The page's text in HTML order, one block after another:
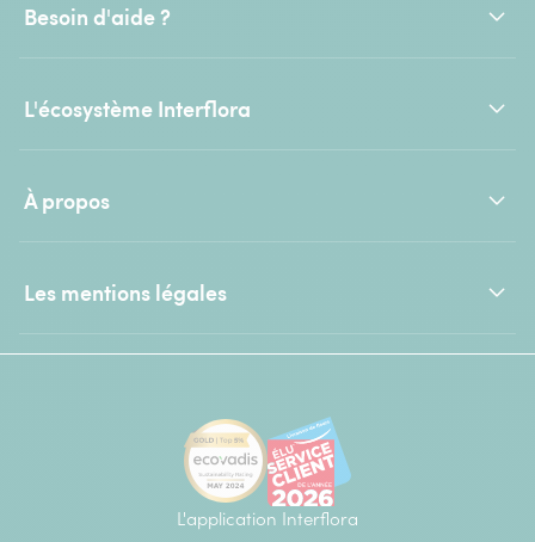
Besoin d'aide ?
L'écosystème Interflora
À propos
Les mentions légales
L'application Interflora